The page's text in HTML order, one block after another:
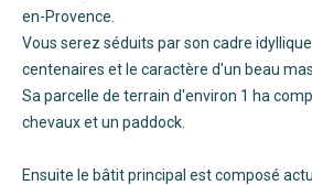
en-Provence.
Vous serez séduits par son cadre
centenaires et le caractère d'un beau
Sa parcelle de terrain d'environ 1 ha
chevaux et un paddock.
Ensuite le bâtit principal est composé